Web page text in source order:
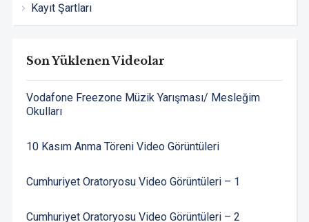
Kayıt Şartları
Son Yüklenen Videolar
Vodafone Freezone Müzik Yarışması/ Mesleğim
Okulları
10 Kasım Anma Töreni Video Görüntüleri
Cumhuriyet Oratoryosu Video Görüntüleri – 1
Cumhuriyet Oratoryosu Video Görüntüleri – 2